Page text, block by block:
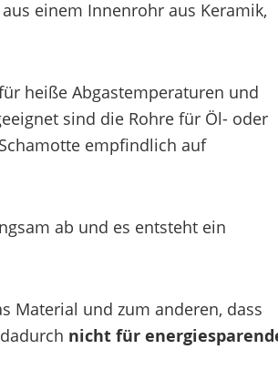
einem Innenrohr aus Keramik,
heiße Abgastemperaturen und
sind die Rohre für Öl- oder
empfindlich auf
ab und es entsteht ein
Material und zum anderen, dass
nicht für